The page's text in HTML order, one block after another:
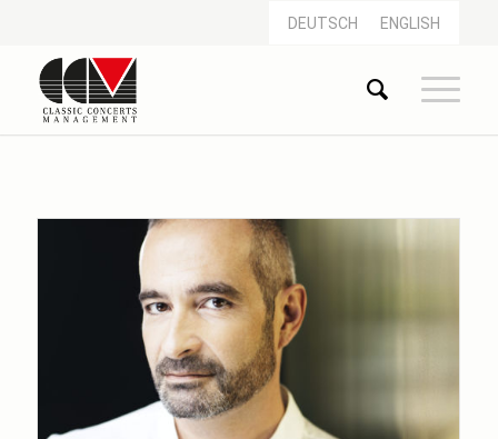
DEUTSCH ENGLISH